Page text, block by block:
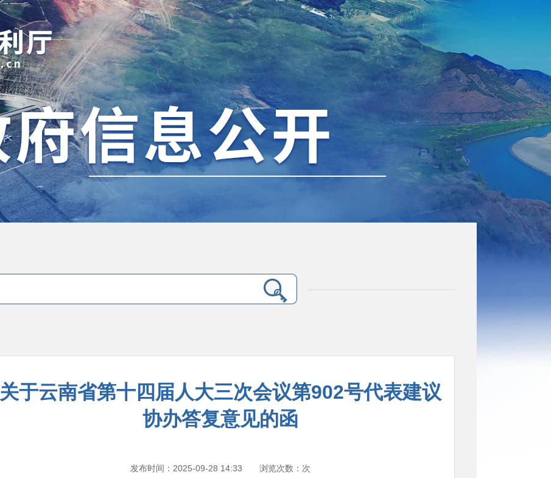
关于云南省第十四届人大三次会议第902号代表建议
协办答复意见的函
发布时间：2025-09-28 14:33 浏览次数： 次